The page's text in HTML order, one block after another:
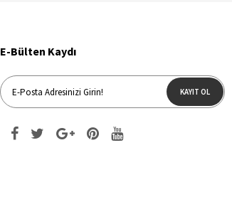
E-Bülten Kaydı
KAYIT OL